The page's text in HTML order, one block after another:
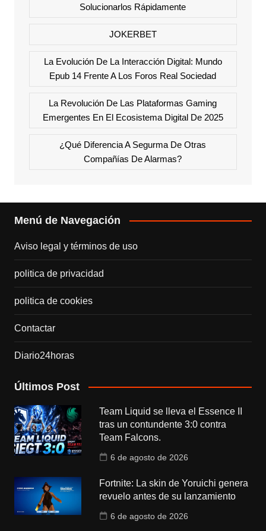
Solucionarlos Rápidamente
JOKERBET
La Evolución De La Interacción Digital: Mundo
Epub 14 Frente A Los Foros Real Sociedad
La Revolución De Las Plataformas Gaming
Emergentes En El Ecosistema Digital De 2025
¿Qué Diferencia A Segurma De Otras
Compañías De Alarmas?
Menú de Navegación
Aviso legal y términos de uso
politica de privacidad
politica de cookies
Contactar
Diario24horas
Últimos Post
Team Liquid se lleva el Essence II
tras un contundente 3:0 contra
Team Falcons.
6 de agosto de 2026
Fortnite: La skin de Yoruichi genera
revuelo antes de su lanzamiento
6 de agosto de 2026